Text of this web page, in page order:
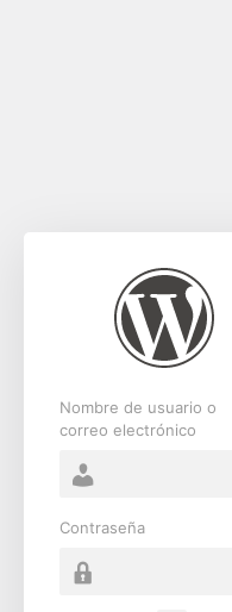
Nombre de usuario o
correo electrónico
Contraseña